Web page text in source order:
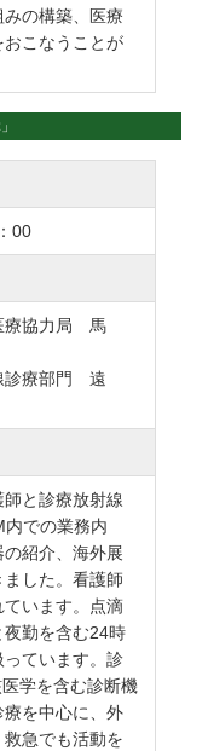
の構築、医療
こなうことが
00
療協力局 馬
門 遠
と診療放射線
内での業務内
紹介、海外展
した。看護師
います。点滴
勤を含む24時
ています。診
学を含む診断機
を中心に、外
急でも活動を